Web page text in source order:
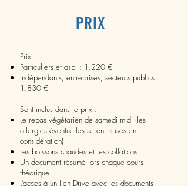
PRIX
Prix:
Particuliers et asbl : 1.220 €
Indépendants, entreprises, secteurs publics :
1.830 €
Sont inclus dans le prix :
Le repas végétarien de samedi midi (les
allergies éventuelles seront prises en
considération)
Les boissons chaudes et les collations
Un document résumé lors chaque cours
théorique
L’accès à un lien Drive avec les documents